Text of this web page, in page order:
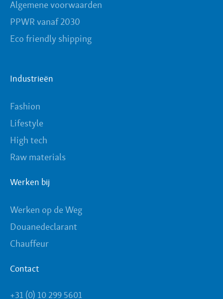
Algemene voorwaarden
PPWR vanaf 2030
Eco friendly shipping
Industrieën
Fashion
Lifestyle
High tech
Raw materials
Werken bij
Werken op de Weg
Douanedeclarant
Chauffeur
Contact
+31 (0) 10 299 5601